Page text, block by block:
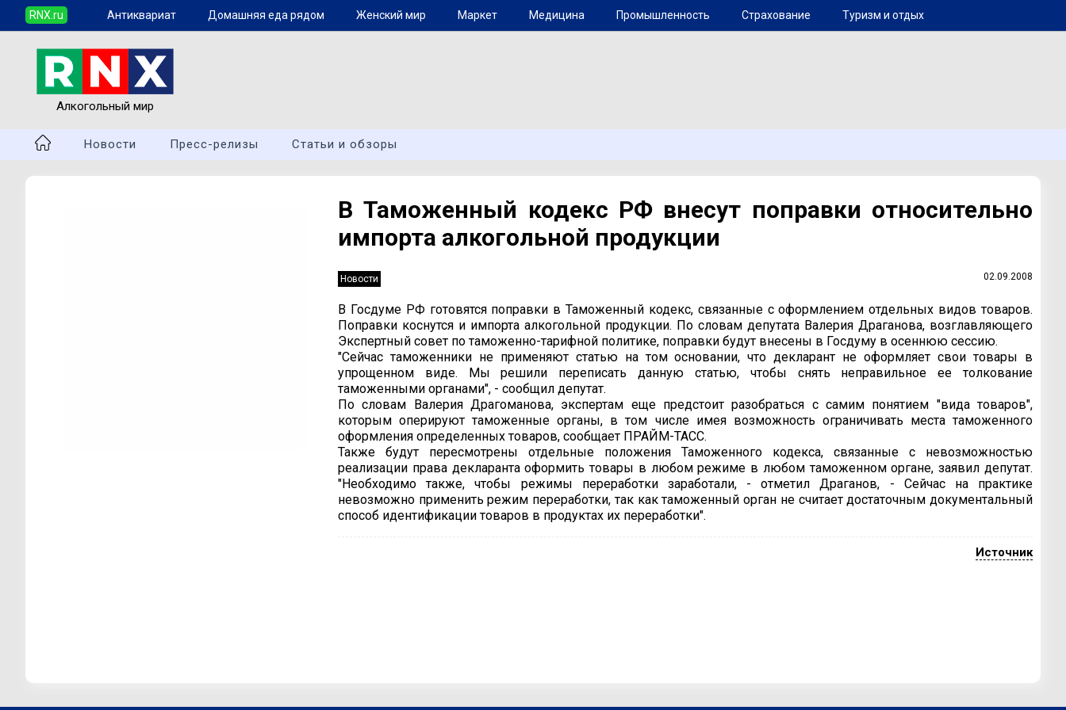
RNX.ru Антиквариат Домашняя еда рядом Женский мир Маркет Медицина Промышленность Страхование Туризм и отдых
Алкогольный мир
Новости Пресс-релизы Статьи и обзоры
В Таможенный кодекс РФ внесут поправки относительно
импорта алкогольной продукции
02.09.2008
Новости
В Госдуме РФ готовятся поправки в Таможенный кодекс, связанные с оформлением отдельных видов товаров.
Поправки коснутся и импорта алкогольной продукции. По словам депутата Валерия Драганова, возглавляющего
Экспертный совет по таможенно-тарифной политике, поправки будут внесены в Госдуму в осеннюю сессию.
"Сейчас таможенники не применяют статью на том основании, что декларант не оформляет свои товары в
упрощенном виде. Мы решили переписать данную статью, чтобы снять неправильное ее толкование
таможенными органами", - сообщил депутат.
По словам Валерия Драгоманова, экспертам еще предстоит разобраться с самим понятием "вида товаров",
которым оперируют таможенные органы, в том числе имея возможность ограничивать места таможенного
оформления определенных товаров, сообщает ПРАЙМ-ТАСС.
Также будут пересмотрены отдельные положения Таможенного кодекса, связанные с невозможностью
реализации права декларанта оформить товары в любом режиме в любом таможенном органе, заявил депутат.
"Необходимо также, чтобы режимы переработки заработали, - отметил Драганов, - Сейчас на практике
невозможно применить режим переработки, так как таможенный орган не считает достаточным документальный
способ идентификации товаров в продуктах их переработки".
Источник